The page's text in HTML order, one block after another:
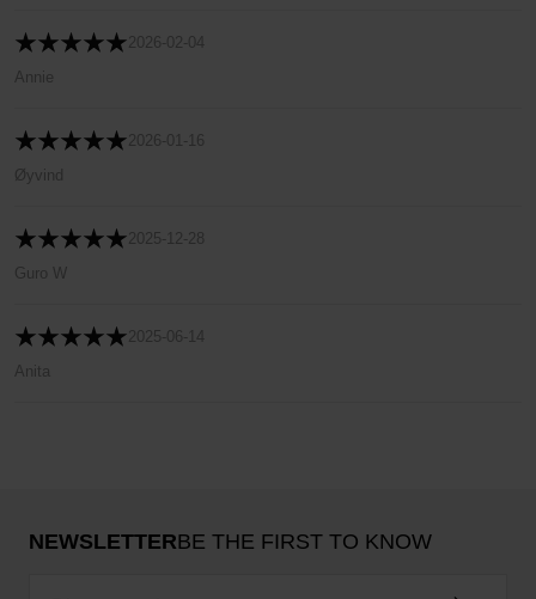
2026-02-04
Annie
2026-01-16
Øyvind
2025-12-28
Guro W
2025-06-14
Anita
NEWSLETTERBE THE FIRST TO KNOW